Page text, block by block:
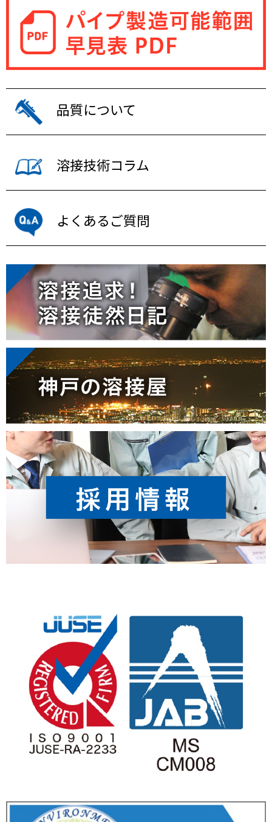
品質について
溶接技術コラム
よくあるご質問